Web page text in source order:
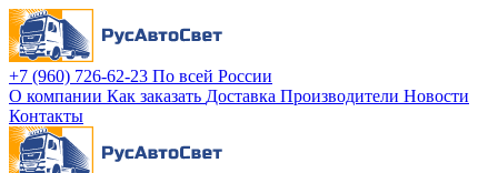
+7 (960) 726-62-23 По всей России
О компании Как заказать Доставка Производители Новости
Контакты